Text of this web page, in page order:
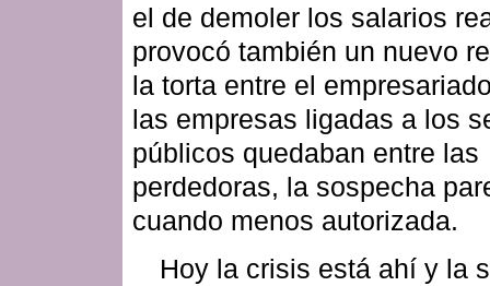
el de demoler los salarios
provocó también un nuevo
la torta entre el
las empresas ligadas a los
públicos quedaban entre las
perdedoras, la sospecha
cuando menos autorizada.
Hoy la crisis está ahí y la